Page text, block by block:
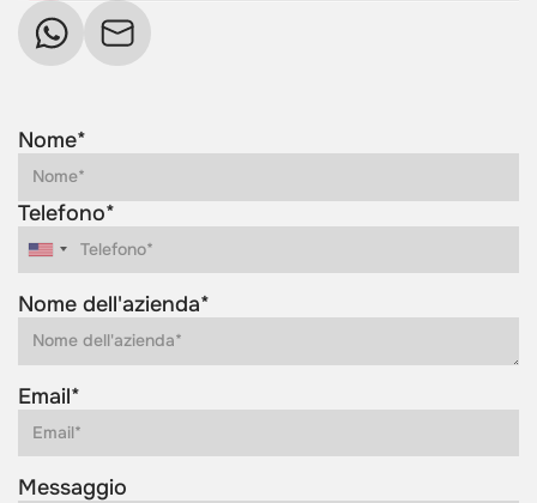
Nome*
Telefono*
Nome dell'azienda*
Email*
Messaggio